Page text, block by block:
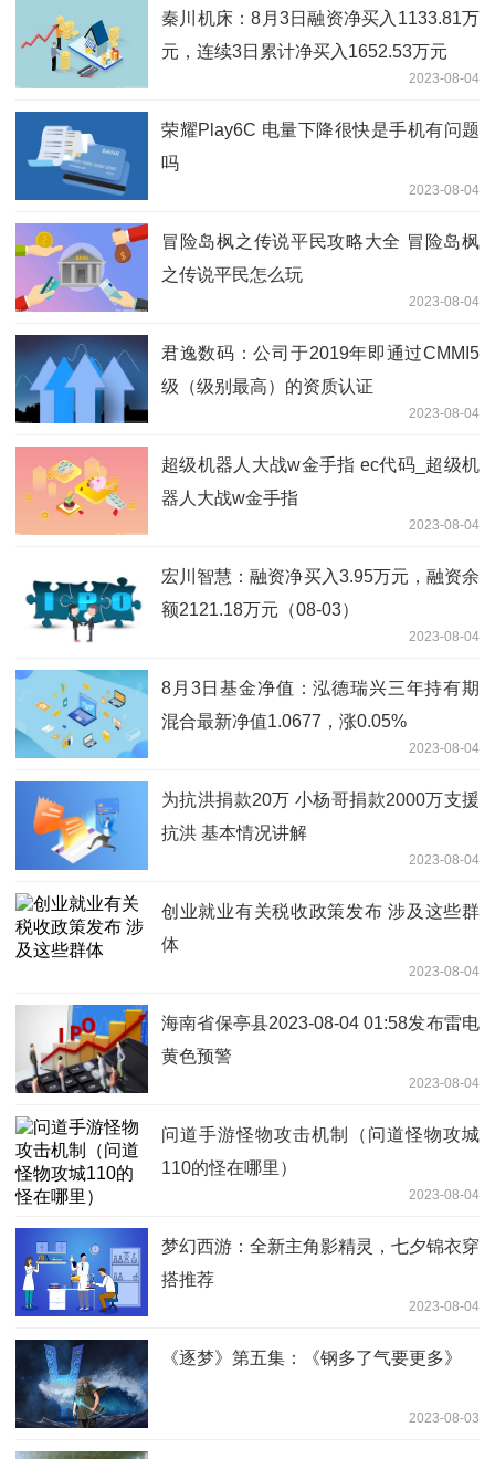
秦川机床：8月3日融资净买入1133.81万
元，连续3日累计净买入1652.53万元
2023-08-04
荣耀Play6C 电量下降很快是手机有问题
吗
2023-08-04
冒险岛枫之传说平民攻略大全 冒险岛枫
之传说平民怎么玩
2023-08-04
君逸数码：公司于2019年即通过CMMI5
级（级别最高）的资质认证
2023-08-04
超级机器人大战w金手指 ec代码_超级机
器人大战w金手指
2023-08-04
宏川智慧：融资净买入3.95万元，融资余
额2121.18万元（08-03）
2023-08-04
8月3日基金净值：泓德瑞兴三年持有期
混合最新净值1.0677，涨0.05%
2023-08-04
为抗洪捐款20万 小杨哥捐款2000万支援
抗洪 基本情况讲解
2023-08-04
创业就业有关税收政策发布 涉及这些群
体
2023-08-04
海南省保亭县2023-08-04 01:58发布雷电
黄色预警
2023-08-04
问道手游怪物攻击机制（问道怪物攻城
110的怪在哪里）
2023-08-04
梦幻西游：全新主角影精灵，七夕锦衣穿
搭推荐
2023-08-04
《逐梦》第五集：《钢多了气要更多》
2023-08-03